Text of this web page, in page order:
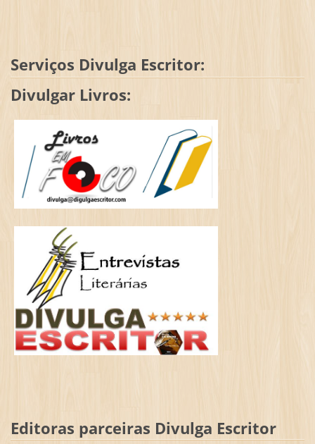
Serviços Divulga Escritor:
Divulgar Livros:
Editoras parceiras Divulga Escritor